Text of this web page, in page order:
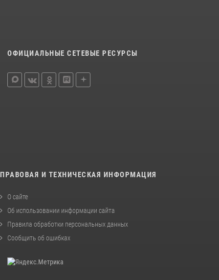
ОФИЦИАЛЬНЫЕ СЕТЕВЫЕ РЕСУРСЫ
ПРАВОВАЯ И ТЕХНИЧЕСКАЯ ИНФОРМАЦИЯ
О сайте
Об использовании информации сайта
Правила обработки персональных данных
Сообщить об ошибках